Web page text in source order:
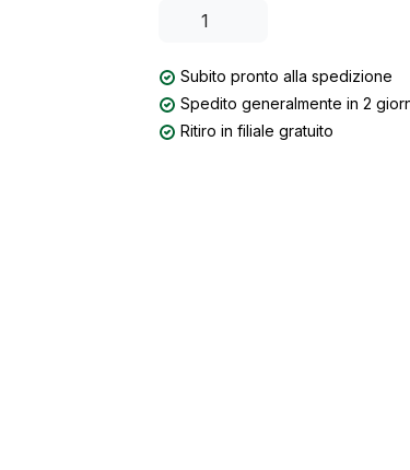
Subito pronto alla spedizione
Spedito generalmente in 2
Ritiro in filiale gratuito